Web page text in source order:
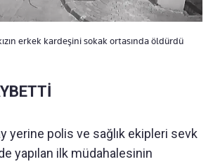
erkek kardeşini sokak ortasında öldürdü
yerine polis ve sağlık ekipleri sevk
yapılan ilk müdahalesinin